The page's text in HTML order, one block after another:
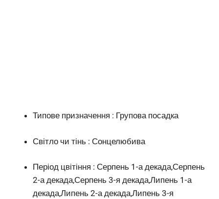
Типове призначення : Групова посадка
Світло чи тінь : Сонцелюбива
Період цвітіння : Серпень 1-а декада,Серпень
2-а декада,Серпень 3-я декада,Липень 1-а
декада,Липень 2-а декада,Липень 3-я